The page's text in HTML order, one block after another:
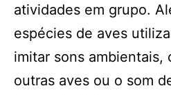
atividades em grupo.
espécies de aves
imitar sons ambientais,
outras aves ou o som